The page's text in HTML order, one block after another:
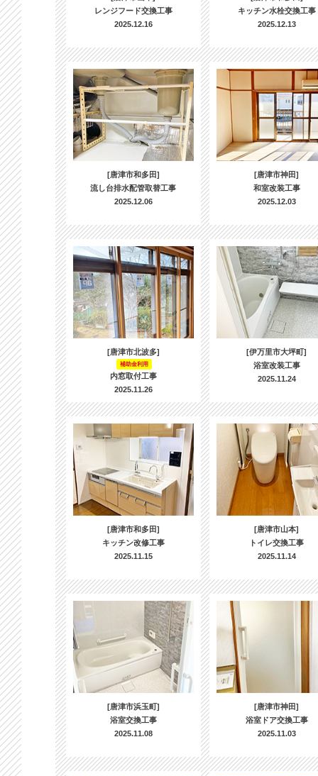
レンジフード交換工事
2025.12.16
キッチン水栓交換工事
2025.12.13
[唐津市和多田]
流し台排水配管取替工事
2025.12.06
[唐津市神田]
和室改装工事
2025.12.03
[唐津市北波多]
補助金利用
内窓取付工事
2025.11.26
[伊万里市大坪町]
浴室改装工事
2025.11.24
[唐津市和多田]
キッチン改修工事
2025.11.15
[唐津市山本]
トイレ交換工事
2025.11.14
[唐津市浜玉町]
浴室交換工事
2025.11.08
[唐津市神田]
浴室ドア交換工事
2025.11.03